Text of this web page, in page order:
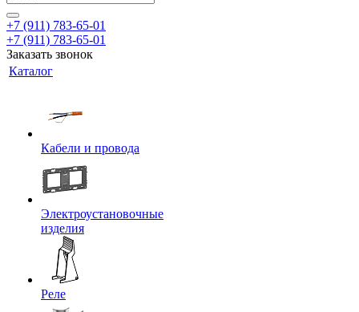
+7 (911) 783-65-01
+7 (911) 783-65-01
Заказать звонок
Каталог
Кабели и провода
Электроустановочные
изделия
Реле